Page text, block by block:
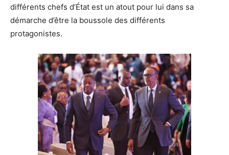
différents chefs d’État est un atout pour lui dans sa
démarche d’être la boussole des différents
protagonistes.